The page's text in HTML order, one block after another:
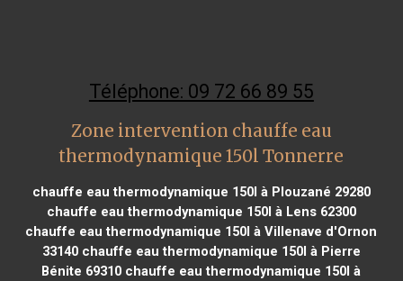
Téléphone: 09 72 66 89 55
Zone intervention chauffe eau
thermodynamique 150l Tonnerre
chauffe eau thermodynamique 150l à Plouzané 29280
chauffe eau thermodynamique 150l à Lens 62300
chauffe eau thermodynamique 150l à Villenave d'Ornon
33140chauffe eau thermodynamique 150l à Pierre
Bénite 69310 chauffe eau thermodynamique 150l à